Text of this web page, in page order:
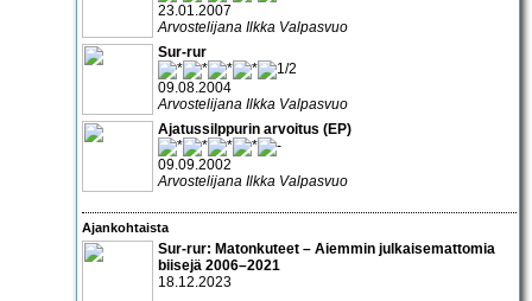
23.01.2007
Arvostelijana Ilkka Valpasvuo
Sur-rur
09.08.2004
Arvostelijana Ilkka Valpasvuo
Ajatussilppurin arvoitus (EP)
09.09.2002
Arvostelijana Ilkka Valpasvuo
Ajankohtaista
Sur-rur: Matonkuteet – Aiemmin julkaisemattomia
biisejä 2006–2021
18.12.2023